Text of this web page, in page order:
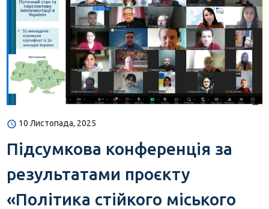
10 Листопада, 2025
Підсумкова конференція за
результатами проєкту
«Політика стійкого міського